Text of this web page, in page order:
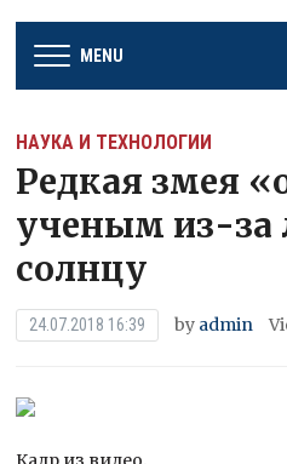
MENU
НАУКА И ТЕХНОЛОГИИ
Редкая змея
ученым из-за
солнцу
24.07.2018 16:39 by admin